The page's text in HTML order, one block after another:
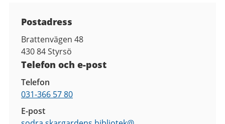
Postadress
Brattenvägen 48
430 84Styrsö
Telefon och e-post
Telefon
031-366 57 80
E-post